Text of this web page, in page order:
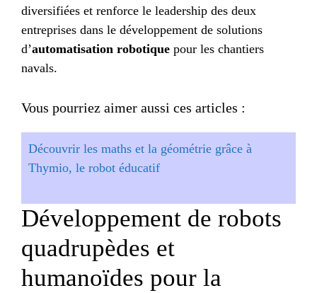
diversifiées et renforce le leadership des deux
entreprises dans le développement de solutions
d’automatisation robotique pour les chantiers
navals.
Vous pourriez aimer aussi ces articles :
Découvrir les maths et la géométrie grâce à
Thymio, le robot éducatif
Développement de robots
quadrupèdes et
humanoïdes pour la